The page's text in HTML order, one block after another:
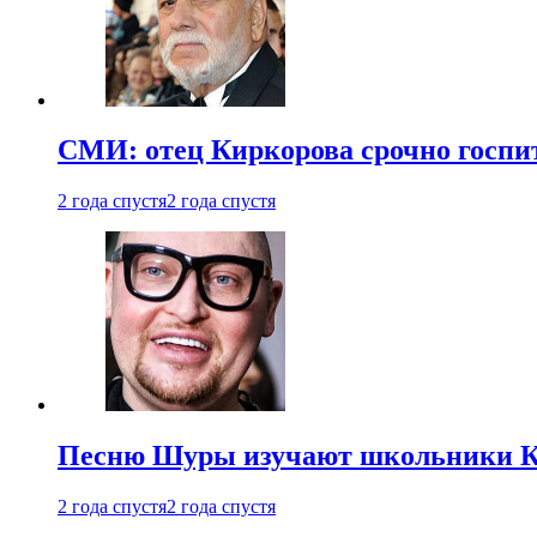
СМИ: отец Киркорова срочно
2 года спустя2 года спустя
Песню Шуры изучают школьники
2 года спустя2 года спустя